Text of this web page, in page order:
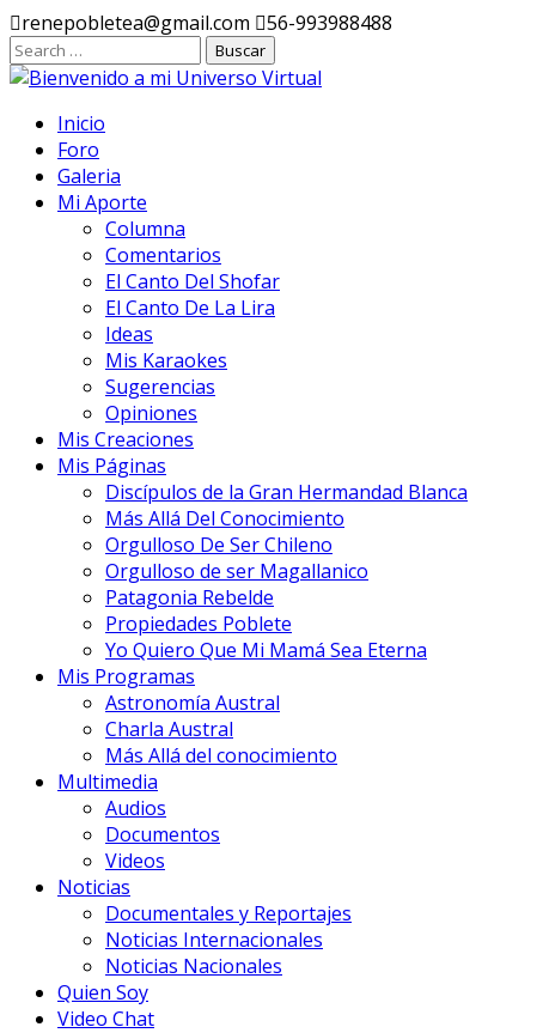
Ir
al
contenido
renepobletea@gmail.com 56-993988488
Inicio
Foro
Galeria
Mi Aporte
Columna
Comentarios
El Canto Del Shofar
El Canto De La Lira
Ideas
Mis Karaokes
Sugerencias
Opiniones
Mis Creaciones
Mis Páginas
Discípulos de la Gran Hermandad Blanca
Más Allá Del Conocimiento
Orgulloso De Ser Chileno
Orgulloso de ser Magallanico
Patagonia Rebelde
Propiedades Poblete
Yo Quiero Que Mi Mamá Sea Eterna
Mis Programas
Astronomía Austral
Charla Austral
Más Allá del conocimiento
Multimedia
Audios
Documentos
Videos
Noticias
Documentales y Reportajes
Noticias Internacionales
Noticias Nacionales
Quien Soy
Video Chat